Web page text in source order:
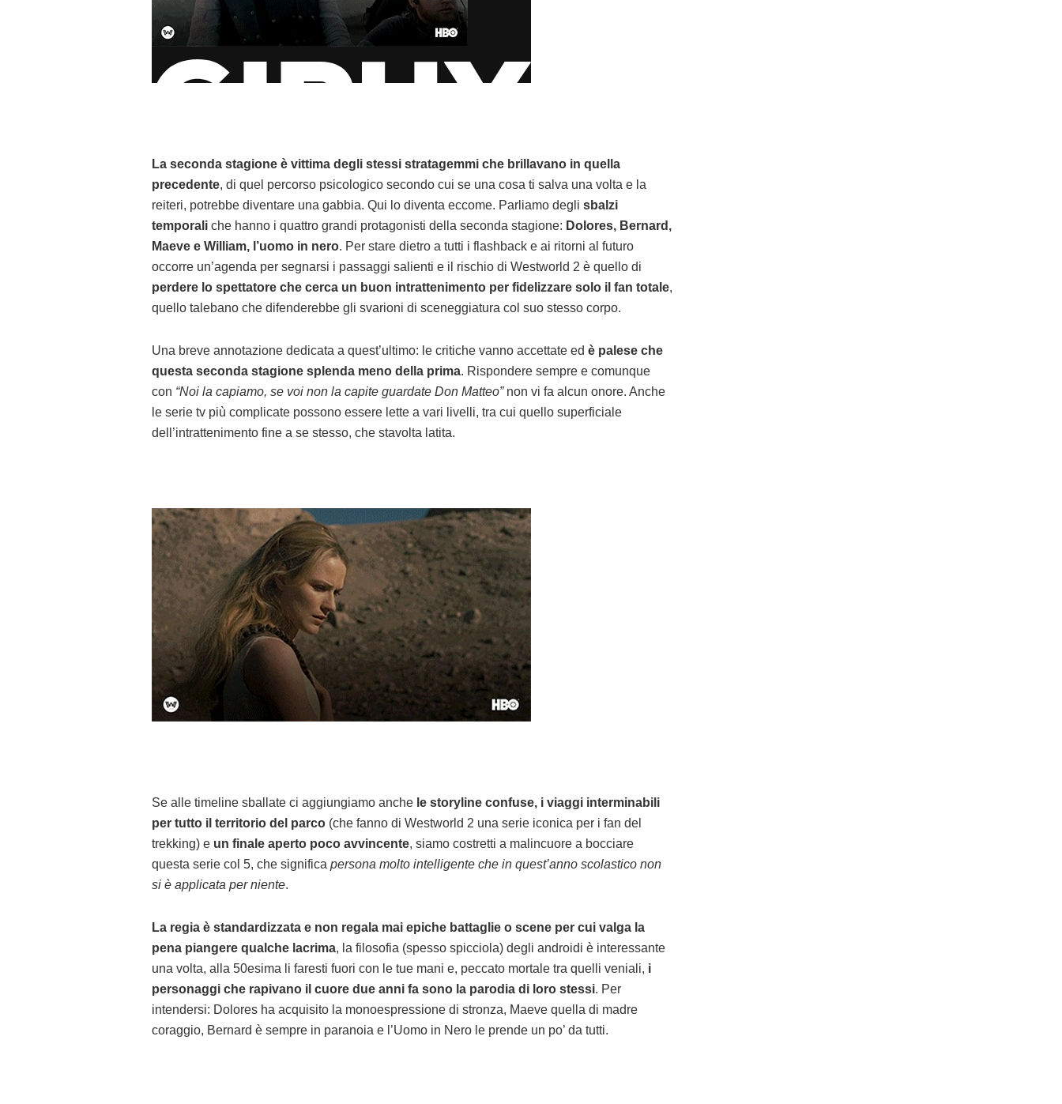
La seconda stagione è vittima degli stessi stratagemmi che brillavano in quella
precedente, di quel percorso psicologico secondo cui se una cosa ti salva una volta e la
reiteri, potrebbe diventare una gabbia. Qui lo diventa eccome. Parliamo degli sbalzi
temporali che hanno i quattro grandi protagonisti della seconda stagione: Dolores, Bernard,
Maeve e William, l’uomo in nero. Per stare dietro a tutti i flashback e ai ritorni al futuro
occorre un’agenda per segnarsi i passaggi salienti e il rischio di Westworld 2 è quello di
perdere lo spettatore che cerca un buon intrattenimento per fidelizzare solo il fan totale,
quello talebano che difenderebbe gli svarioni di sceneggiatura col suo stesso corpo.
Una breve annotazione dedicata a quest’ultimo: le critiche vanno accettate ed è palese che
questa seconda stagione splenda meno della prima. Rispondere sempre e comunque
con “Noi la capiamo, se voi non la capite guardate Don Matteo”non vi fa alcun onore. Anche
le serie tv più complicate possono essere lette a vari livelli, tra cui quello superficiale
dell’intrattenimento fine a se stesso, che stavolta latita.
Se alle timeline sballate ci aggiungiamo anche le storyline confuse, i viaggi interminabili
per tutto il territorio del parco (che fanno di Westworld 2 una serie iconica per i fan del
trekking) e un finale aperto poco avvincente, siamo costretti a malincuore a bocciare
questa serie col 5, che significa persona molto intelligente che in quest’anno scolastico non
si è applicata per niente.
La regia è standardizzata e non regala mai epiche battaglie o scene per cui valga la
pena piangere qualche lacrima, la filosofia (spesso spicciola) degli androidi è interessante
una volta, alla 50esima li faresti fuori con le tue mani e, peccato mortale tra quelli veniali, i
personaggi che rapivano il cuore due anni fa sono la parodia di loro stessi. Per
intendersi: Dolores ha acquisito la monoespressione di stronza, Maeve quella di madre
coraggio, Bernard è sempre in paranoia e l’Uomo in Nero le prende un po’ da tutti.